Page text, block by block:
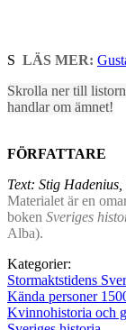
S LÄS MER:
Skrolla ner till
handlar om ämnet!
FÖRFATTARE
Text: Stig
Materialet är en
boken Sveriges
Alba).
Kategorier:
Stormaktstidens
Kända personer
Kvinnohistoria och